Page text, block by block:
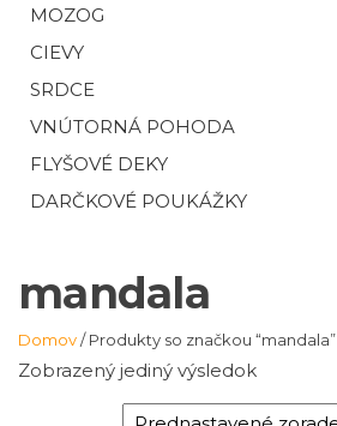
MOZOG
CIEVY
SRDCE
VNÚTORNÁ POHODA
FLYŠOVÉ DEKY
DARČKOVÉ POUKÁŽKY
mandala
Domov/ Produkty so značkou “mandala”
Zobrazený jediný výsledok